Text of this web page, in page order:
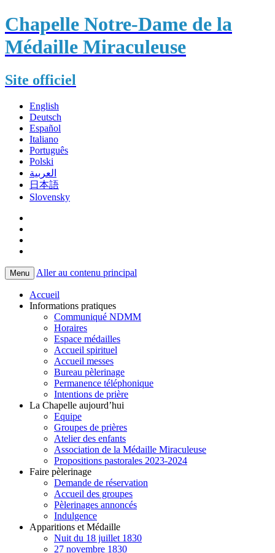
Chapelle Notre-Dame de la
Médaille Miraculeuse
Site officiel
English
Deutsch
Español
Italiano
Português
Polski
العربية
日本語
Slovensky
Menu Aller au contenu principal
Accueil
Informations pratiques
Communiqué NDMM
Horaires
Espace médailles
Accueil spirituel
Accueil messes
Bureau pèlerinage
Permanence téléphonique
Intentions de prière
La Chapelle aujourd’hui
Equipe
Groupes de prières
Atelier des enfants
Association de la Médaille Miraculeuse
Propositions pastorales 2023-2024
Faire pèlerinage
Demande de réservation
Accueil des groupes
Pèlerinages annoncés
Indulgence
Apparitions et Médaille
Nuit du 18 juillet 1830
27 novembre 1830